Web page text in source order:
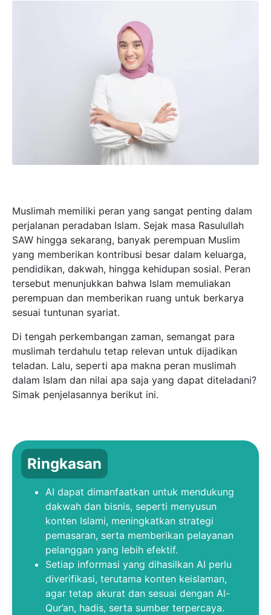
Muslimah memiliki peran yang sangat penting dalam
perjalanan peradaban Islam. Sejak masa Rasulullah
SAW hingga sekarang, banyak perempuan Muslim
yang memberikan kontribusi besar dalam keluarga,
pendidikan, dakwah, hingga kehidupan sosial. Peran
tersebut menunjukkan bahwa Islam memuliakan
perempuan dan memberikan ruang untuk berkarya
sesuai tuntunan syariat.
Di tengah perkembangan zaman, semangat para
muslimah terdahulu tetap relevan untuk dijadikan
teladan. Lalu, seperti apa makna peran muslimah
dalam Islam dan nilai apa saja yang dapat diteladani?
Simak penjelasannya berikut ini.
Ringkasan
AI dapat dimanfaatkan untuk mendukung
dakwah dan bisnis, seperti menyusun
konten Islami, meningkatkan strategi
pemasaran, serta memberikan pelayanan
pelanggan yang lebih efektif.
Setiap informasi yang dihasilkan AI perlu
diverifikasi, terutama konten keislaman,
agar tetap akurat dan sesuai dengan Al-
Qur’an, hadis, serta sumber terpercaya.